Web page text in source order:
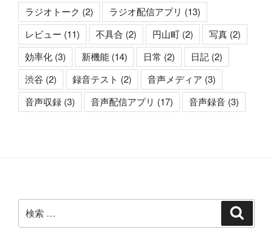
ラジオトーク (2) ラジオ配信アプリ (13)
レビュー (11) 不具合 (2) 円山町 (2) 写真 (2)
効率化 (3) 新機能 (14) 日常 (2) 日記 (2)
渋谷 (2) 録音テスト (2) 音声メディア (3)
音声収録 (3) 音声配信アプリ (17) 音声録音 (3)
索: